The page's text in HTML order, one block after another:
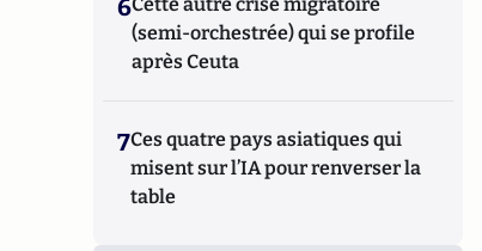
6
(semi-orchestrée) qui se profile
après Ceuta
7Ces quatre pays asiatiques qui
misent sur l’IA pour renverser la
table